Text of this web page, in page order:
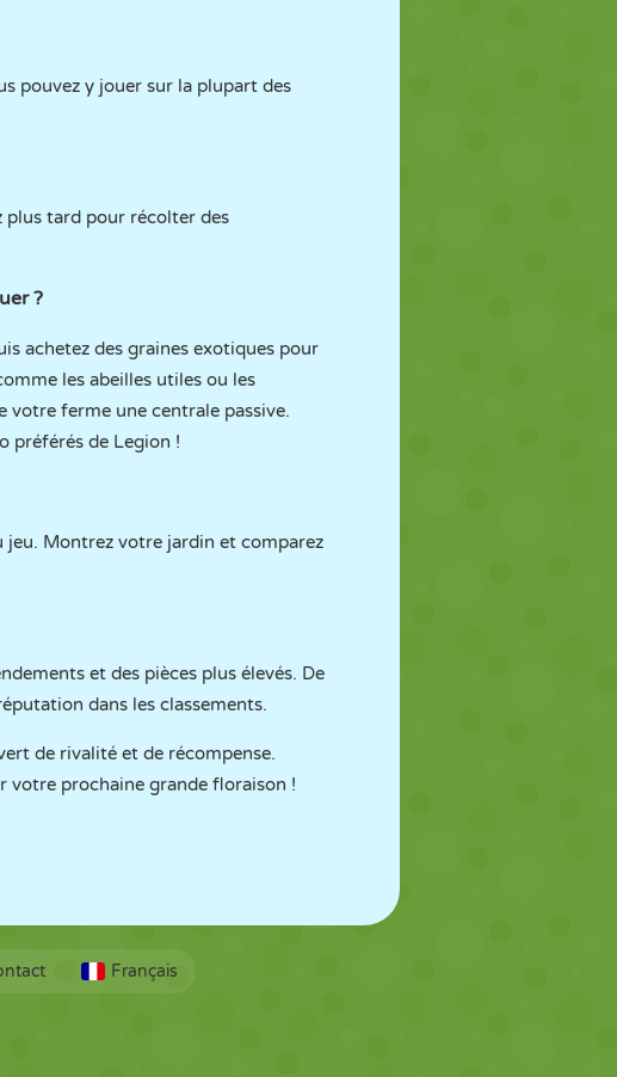
pouvez y jouer sur la plupart des
plus tard pour récolter des
?
achetez des graines exotiques pour
les abeilles utiles ou les
votre ferme une centrale passive.
préférés de Legion !
jeu. Montrez votre jardin et comparez
et des pièces plus élevés. De
dans les classements.
de rivalité et de récompense.
votre prochaine grande floraison !
Français